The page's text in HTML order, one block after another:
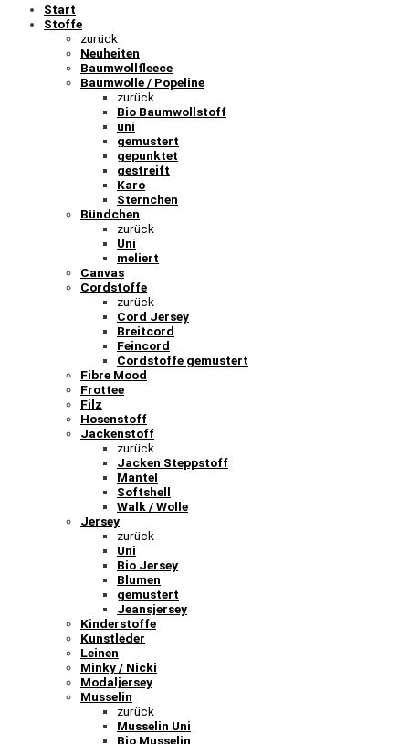
Start
Stoffe
zurück
Neuheiten
Baumwollfleece
Baumwolle / Popeline
zurück
Bio Baumwollstoff
uni
gemustert
gepunktet
gestreift
Karo
Sternchen
Bündchen
zurück
Uni
meliert
Canvas
Cordstoffe
zurück
Cord Jersey
Breitcord
Feincord
Cordstoffe gemustert
Fibre Mood
Frottee
Filz
Hosenstoff
Jackenstoff
zurück
Jacken Steppstoff
Mantel
Softshell
Walk / Wolle
Jersey
zurück
Uni
Bio Jersey
Blumen
gemustert
Jeansjersey
Kinderstoffe
Kunstleder
Leinen
Minky / Nicki
Modaljersey
Musselin
zurück
Musselin Uni
Bio Musselin